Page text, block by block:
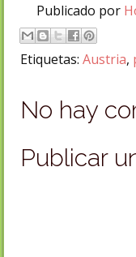
Publicado por
Etiquetas: Austria,
No hay
Publicar